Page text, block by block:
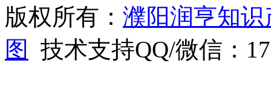
版权所有： 濮阳润亨知
图
技术支持QQ/微信：